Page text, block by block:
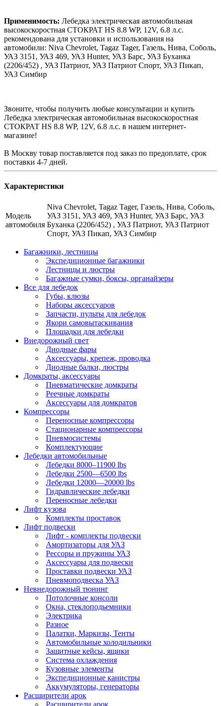
Применимость: Лебедка электрическая автомобильная
высокоскоростная СТОКРАТ HS 8.8 WP, 12V, 6.8 л.с.
рекомендована для установки и использования на
автомобили: Niva Chevrolet, Tagaz Tager, Газель, Нива, Соболь,
УАЗ 3151, УАЗ 469, УАЗ Hunter, УАЗ Барс, УАЗ Буханка
(2206/452) , УАЗ Патриот, УАЗ Патриот Спорт, УАЗ Пикап,
УАЗ Симбир
Звоните, чтобы получить любые консультации и купить
Лебедка электрическая автомобильная высокоскоростная
СТОКРАТ HS 8.8 WP, 12V, 6.8 л.с. в нашем интернет-
магазине!
В Москву товар поставляется под заказ по предоплате, срок
поставки 4-7 дней.
Характеристики
Модель
автомобиля
Niva Chevrolet, Tagaz Tager, Газель, Нива, Соболь,
УАЗ 3151, УАЗ 469, УАЗ Hunter, УАЗ Барс, УАЗ
Буханка (2206/452) , УАЗ Патриот, УАЗ Патриот
Спорт, УАЗ Пикап, УАЗ Симбир
Багажники, лестницы
Экспедиционные багажники
Лестницы и люстры
Багажные сумки, боксы, органайзеры
Все для лебедок
Губы, клюзы
Наборы аксессуаров
Запчасти, пульты для лебедок
Якори самовытаскивания
Площадки для лебедки
Внедорожный свет
Диодные фары
Аксессуары, крепеж, проводка
Диодные балки, люстры
Домкраты, аксессуары
Пневматические домкраты
Реечные домкраты
Аксессуары для домкратов
Компрессоры
Переносные компрессоры
Стационарные компрессоры
Пневмосистемы
Комплектующие
Лебедки автомобильные
Лебедки 8000–11900 lbs
Лебедки 2500—6500 lbs
Лебедки 12000—20000 lbs
Гидравлические лебедки
Переносные лебедки
Лифт кузова
Комплекты проставок
Лифт подвески
Лифт - комплекты подвески
Амортизаторы для УАЗ
Рессоры и пружины УАЗ
Аксессуары для подвески
Проставки подвески УАЗ
Пневмоподвеска УАЗ
Невнедорожный тюнинг
Потолочные консоли
Окна, стеклоподьемники
Электрика
Разное
Палатки, Маркизы, Тенты
Автомобильные холодильники
Защитные кейсы, ящики
Система охлаждения
Кузовные элементы
Экспедиционные канистры
Аккумуляторы, генераторы
Расширители арок